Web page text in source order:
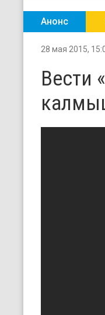
Анонс
28 мая 2015,
Вести